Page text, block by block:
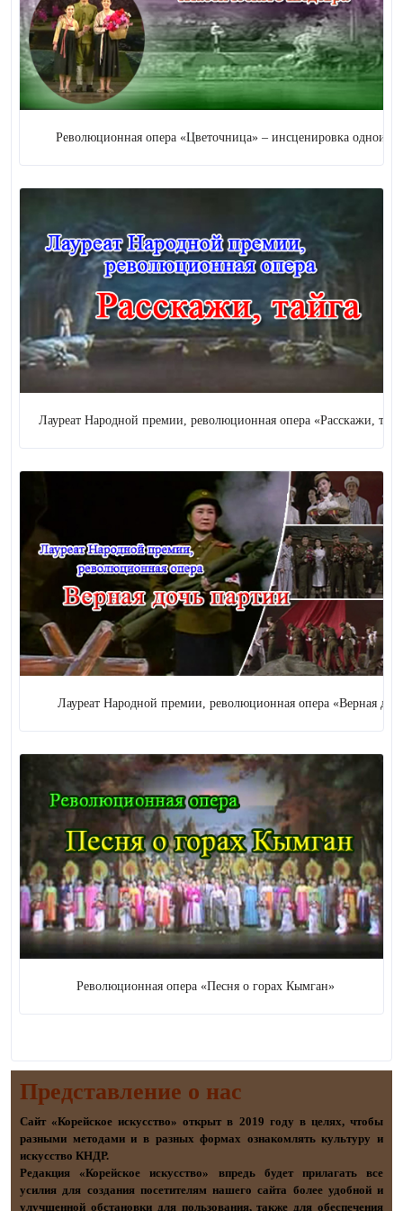
Цирк 20 (+ 2)
Фокус 3
Кукольная драма
Революционная опера «Цветочница» – инсценировка
Лауреат Народной премии, революционная опера «Расскажи, тайга»
Лауреат Народной премии, революционная опера «Верная дочь
Революционная опера «Песня о горах Кымган»
Представление о наc
Сайт «Корейское искусство» открыт в 2019 году в целях, чтобы
разными методами и в разных формах ознакомлять культуру и
искусство КНДР.
Редакция «Корейское искусство» впредь будет прилагать все
усилия для создания посетителям нашего сайта более удобной и
улучшенной обстановки для пользования, также для обеспечения